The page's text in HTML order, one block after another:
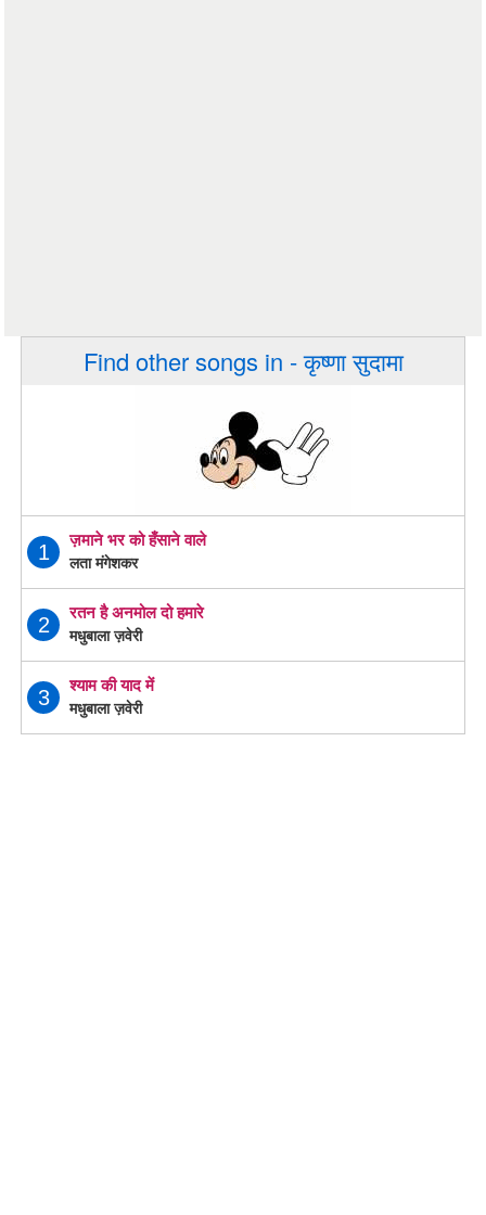
Find other songs in - कृष्णा सुदामा
1
ज़माने भर को हँसाने वाले
लता मंगेशकर
2
रतन है अनमोल दो हमारे
मधुबाला ज़वेरी
3
श्याम की याद में
मधुबाला ज़वेरी